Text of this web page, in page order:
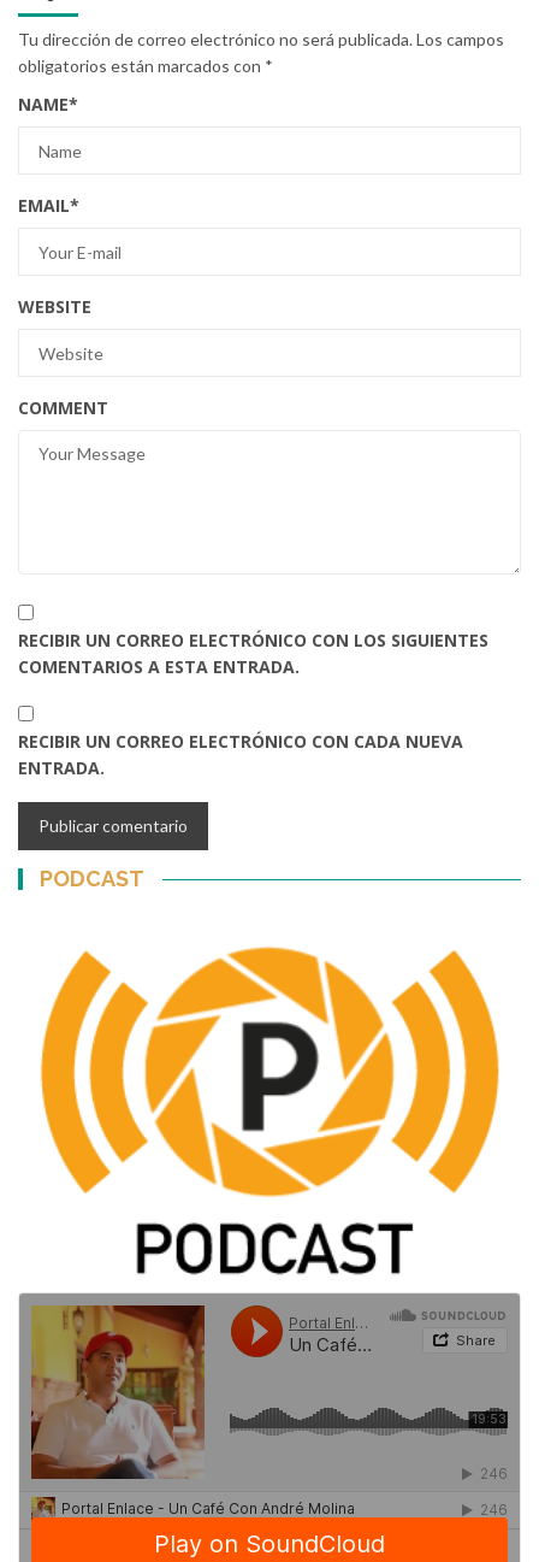
Tu dirección de correo electrónico no será publicada.Los campos
obligatorios están marcados con *
NAME*
EMAIL*
WEBSITE
COMMENT
RECIBIR UN CORREO ELECTRÓNICO CON LOS SIGUIENTES
COMENTARIOS A ESTA ENTRADA.
RECIBIR UN CORREO ELECTRÓNICO CON CADA NUEVA
ENTRADA.
PODCAST